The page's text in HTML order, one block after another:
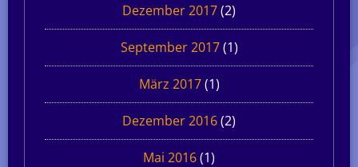
Dezember 2017(2)
September 2017(1)
März 2017(1)
Dezember 2016(2)
Mai 2016(1)